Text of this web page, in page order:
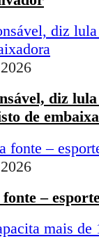
diz lula
de
–